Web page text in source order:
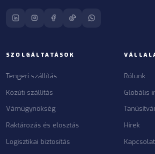
SZOLGÁLTATÁSOK
Tengeri szállítás
Közúti szállítás
Vámügynökség
Raktározás és elosztás
Logisztikai biztosítás
Rólunk
Globális
Hírek
Kapcsolat